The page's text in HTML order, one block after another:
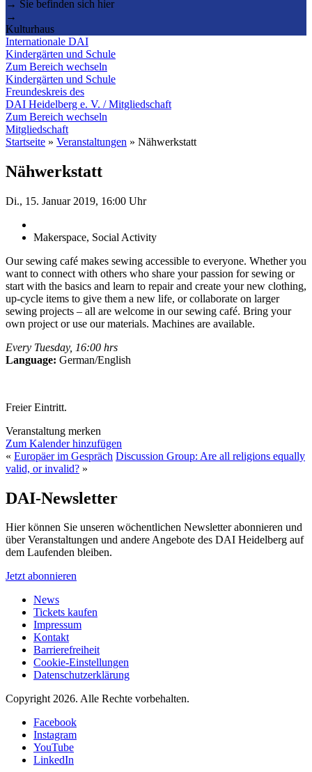
→ Sie befinden sich hier
→
Kulturhaus
Internationale DAI
Kindergärten und Schule
Zum Bereich wechseln
Kindergärten und Schule
Freundeskreis des
DAI Heidelberg e. V. / Mitgliedschaft
Zum Bereich wechseln
Mitgliedschaft
Startseite » Veranstaltungen » Nähwerkstatt
Nähwerkstatt
Di., 15. Januar 2019, 16:00 Uhr
Makerspace, Social Activity
Our sewing café makes sewing accessible to everyone. Whether you
want to connect with others who share your passion for sewing or
start with the basics and learn to repair and create your new clothing,
up-cycle items to give them a new life, or collaborate on larger
sewing projects – all are welcome in our sewing café. Bring your
own project or use our materials. Machines are available.
Every Tuesday, 16:00 hrs
Language: German/English
Freier Eintritt.
Veranstaltung merken
Zum Kalender hinzufügen
« Europäer im Gespräch Discussion Group: Are all religions equally
valid, or invalid? »
DAI-Newsletter
Hier können Sie unseren wöchentlichen Newsletter abonnieren und
über Veranstaltungen und andere Angebote des DAI Heidelberg auf
dem Laufenden bleiben.
Jetzt abonnieren
News
Tickets kaufen
Impressum
Kontakt
Barrierefreiheit
Cookie-Einstellungen
Datenschutzerklärung
Copyright 2026. Alle Rechte vorbehalten.
Facebook
Instagram
YouTube
LinkedIn